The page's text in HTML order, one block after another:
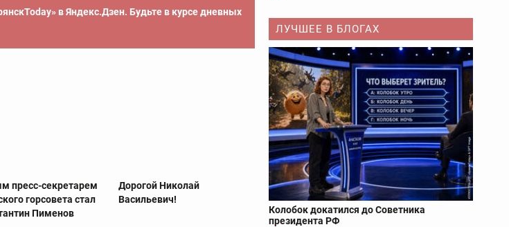
в Яндекс.Дзен. Будьте в курсе дневных
пресс-секретарем
горсовета стал
Пименов
Дорогой Николай
Васильевич!
ЛУЧШЕЕ В БЛОГАХ
Колобок докатился до Советника
президента РФ